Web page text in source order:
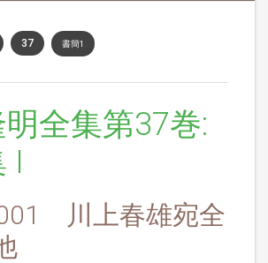
37 書簡1
全集第37巻:
I
川上春雄宛全